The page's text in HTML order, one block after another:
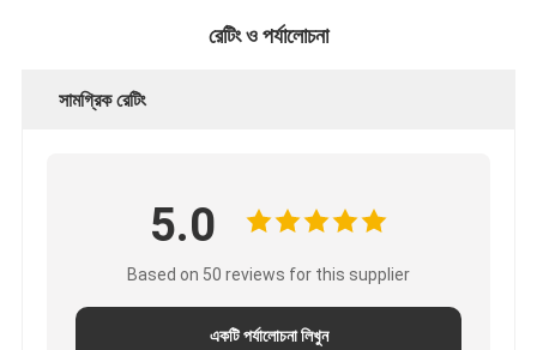
রেটিং ও পর্যালোচনা
সামগ্রিক রেটিং
5.0
Based on 50 reviews for this supplier
একটি পর্যালোচনা লিখুন